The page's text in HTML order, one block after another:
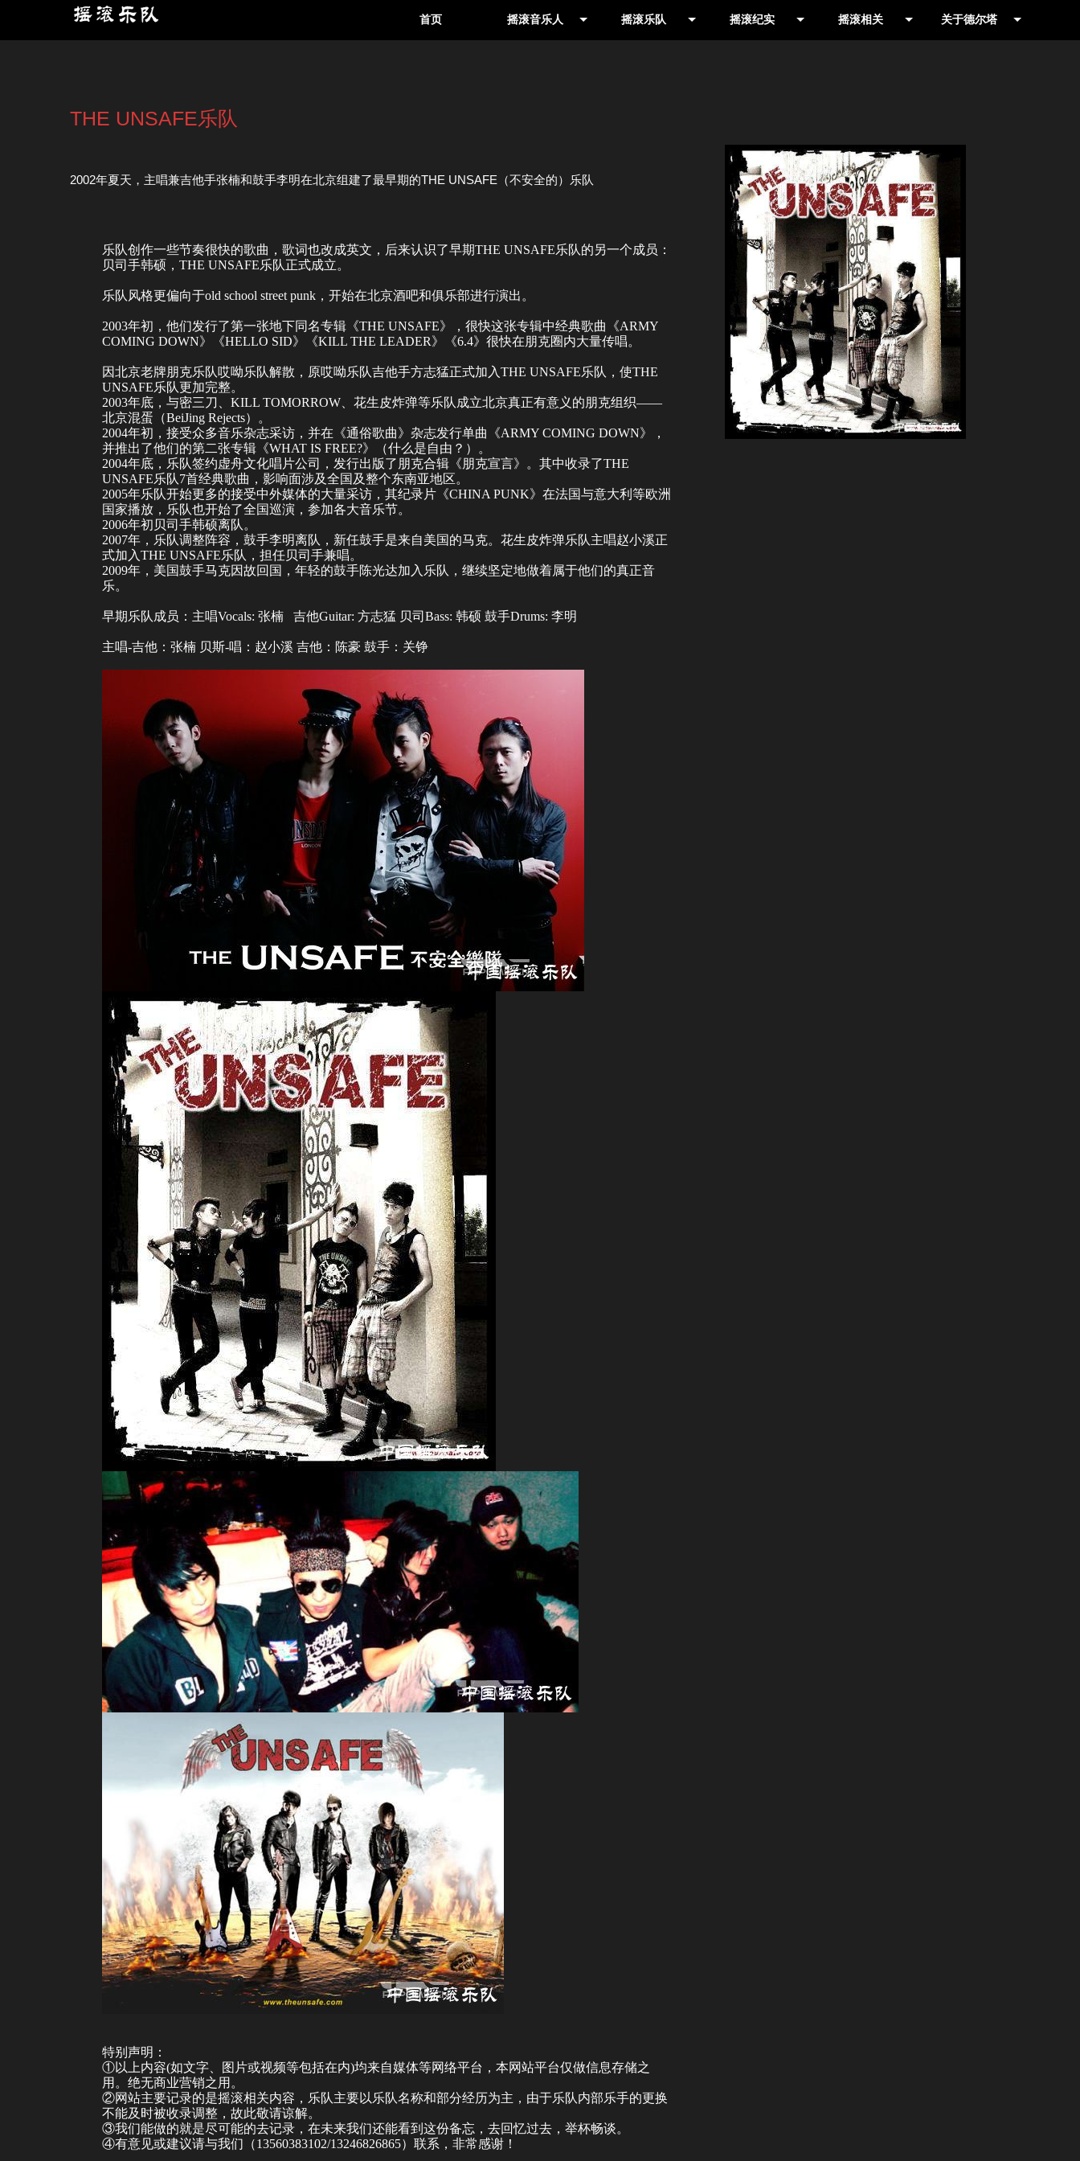
首页 摇滚音乐人 摇滚乐队 摇滚纪实
信息收集
就爱野音乐专栏
摇滚相关
合辑
LIVE HOUSE
历史记录
摇滚厂牌
关于德尔塔
THE UNSAFE乐队
2002年夏天，主唱兼吉他手张楠和鼓手李明在北京组建了最早期的THE UNSAFE（不安全的）乐队
乐队创作一些节奏很快的歌曲，歌词也改成英文，后来认识了早期THE UNSAFE乐队的另一个成员：
贝司手韩硕，THE UNSAFE乐队正式成立。
乐队风格更偏向于old school street punk，开始在北京酒吧和俱乐部进行演出。
2003年初，他们发行了第一张地下同名专辑《THE UNSAFE》，很快这张专辑中经典歌曲《ARMY
COMING DOWN》《HELLO SID》《KILL THE LEADER》《6.4》很快在朋克圈内大量传唱。
因北京老牌朋克乐队哎呦乐队解散，原哎呦乐队吉他手方志猛正式加入THE UNSAFE乐队，使THE
UNSAFE乐队更加完整。
2003年底，与密三刀、KILL TOMORROW、花生皮炸弹等乐队成立北京真正有意义的朋克组织——
北京混蛋（BeiJing Rejects）。
2004年初，接受众多音乐杂志采访，并在《通俗歌曲》杂志发行单曲《ARMY COMING DOWN》，
并推出了他们的第二张专辑《WHAT IS FREE?》（什么是自由？）。
2004年底，乐队签约虚舟文化唱片公司，发行出版了朋克合辑《朋克宣言》。其中收录了THE
UNSAFE乐队7首经典歌曲，影响面涉及全国及整个东南亚地区。
2005年乐队开始更多的接受中外媒体的大量采访，其纪录片《CHINA PUNK》在法国与意大利等欧洲
国家播放，乐队也开始了全国巡演，参加各大音乐节。
2006年初贝司手韩硕离队。
2007年，乐队调整阵容，鼓手李明离队，新任鼓手是来自美国的马克。花生皮炸弹乐队主唱赵小溪正
式加入THE UNSAFE乐队，担任贝司手兼唱。
2009年，美国鼓手马克因故回国，年轻的鼓手陈光达加入乐队，继续坚定地做着属于他们的真正音
乐。
早期乐队成员：主唱Vocals: 张楠 吉他Guitar: 方志猛 贝司Bass: 韩硕 鼓手Drums: 李明
主唱-吉他：张楠 贝斯-唱：赵小溪 吉他：陈豪 鼓手：关铮
特别声明：
①以上内容(如文字、图片或视频等包括在内)均来自媒体等网络平台，本网站平台仅做信息存储之
用。绝无商业营销之用。
②网站主要记录的是摇滚相关内容，乐队主要以乐队名称和部分经历为主，由于乐队内部乐手的更换
不能及时被收录调整，故此敬请谅解。
③我们能做的就是尽可能的去记录，在未来我们还能看到这份备忘，去回忆过去，举杯畅谈。
④有意见或建议请与我们（13560383102/13246826865）联系，非常感谢！